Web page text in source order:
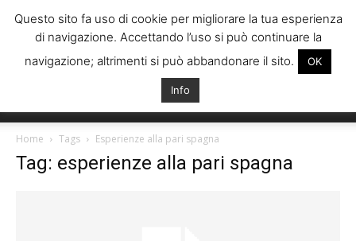
Italiani
Home Tags Esperienze alla pari spagna
Tag: esperienze alla pari spagna
Questo sito fa uso di cookie per migliorare la tua esperienza
di navigazione. Accettando l’uso si può continuare la
navigazione; altrimenti si può abbandonare il sito.
OK
Info